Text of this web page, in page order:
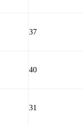
37
40
31